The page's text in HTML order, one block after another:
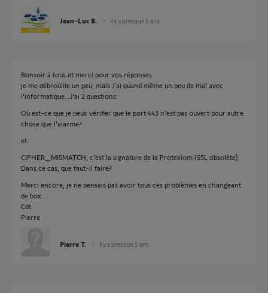
Jean-Luc B. il y a presque 5 ans
Bonsoir à tous et merci pour vos réponses
je me débrouille un peu, mais J'ai quand même un peu de mal avec
l'informatique...J'ai 2 questions:
Où est-ce que je peux vérifier que le port 443 n'est pas ouvert pour autre
chose que l'alarme?
et
CIPHER_MISMATCH, c'est la signature de la Protexiom (SSL obsolète).
Dans ce cas, que faut-il faire?
Merci encore, je ne pensais pas avoir tous ces problèmes en changeant
de box....
Cdt
Pierre
Pierre T. il y a presque 5 ans